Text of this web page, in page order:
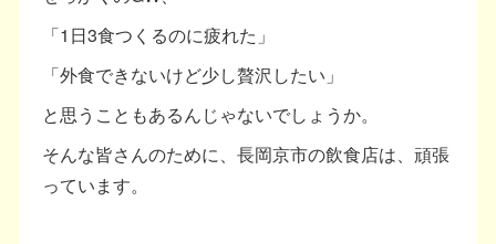
「1日3食つくるのに疲れた」
「外食できないけど少し贅沢したい」
と思うこともあるんじゃないでしょうか。
そんな皆さんのために、長岡京市の飲食店は、頑張
っています。